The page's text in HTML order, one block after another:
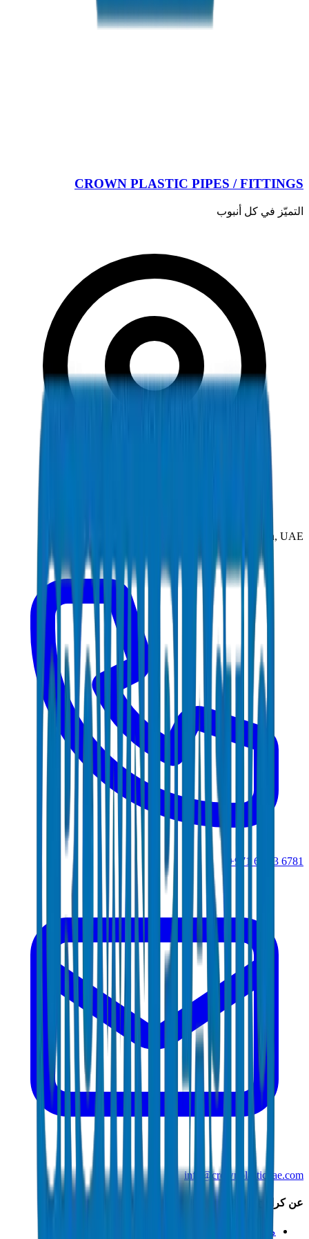
CROWN PLASTIC PIPES / FITTINGS
التميّز في كل أنبوب
New Industrial Area, Umm Al Quwain, UAE
+971 6 543 6781
info@crownplasticuae.com
عن كراون
من نحن